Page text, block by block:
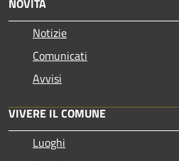
NOVITÀ
Notizie
Comunicati
Avvisi
VIVERE IL COMUNE
Luoghi